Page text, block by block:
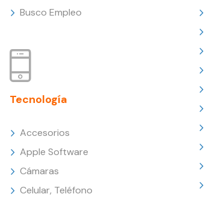
Busco Empleo
Tecnología
Accesorios
Apple Software
Cámaras
Celular, Teléfono